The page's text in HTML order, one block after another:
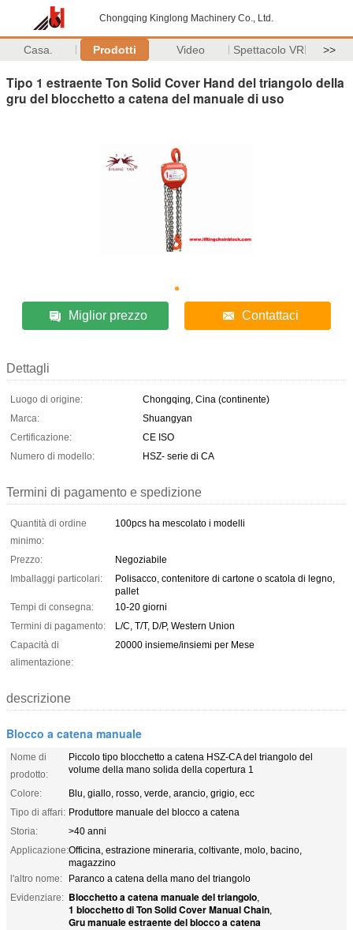
Chongqing Kinglong Machinery Co., Ltd.
Casa. Prodotti Video Spettacolo VR >>
Tipo 1 estraente Ton Solid Cover Hand del triangolo della
gru del blocchetto a catena del manuale di uso
Miglior prezzo Contattaci
Dettagli
Luogo di origine:
Chongqing, Cina (continente)
Marca:
Shuangyan
Certificazione:
CE ISO
Numero di modello:
HSZ- serie di CA
Termini di pagamento e spedizione
Quantità di ordine
minimo:
100pcs ha mescolato i modelli
Prezzo:
Negoziabile
Imballaggi particolari:
Polisacco, contenitore di cartone o scatola di legno,
pallet
Tempi di consegna:
10-20 giorni
Termini di pagamento:
L/C, T/T, D/P, Western Union
Capacità di
alimentazione:
20000 insieme/insiemi per Mese
descrizione
Blocco a catena manuale
Nome di
prodotto:
Piccolo tipo blocchetto a catena HSZ-CA del triangolo del
volume della mano solida della copertura 1
Colore:
Blu, giallo, rosso, verde, arancio, grigio, ecc
Tipo di affari: Produttore manuale del blocco a catena
Storia:
>40 anni
Applicazione:Officina, estrazione mineraria, coltivante, molo, bacino,
magazzino
l'altro nome:
Paranco a catena della mano del triangolo
Evidenziare: Blocchetto a catena manuale del triangolo,
1 blocchetto di Ton Solid Cover Manual Chain,
Gru manuale estraente del blocco a catena